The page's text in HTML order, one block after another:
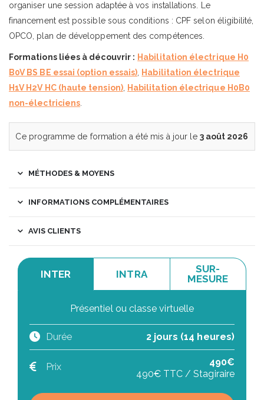
organiser une session adaptée à vos installations. Le
financement est possible sous conditions : CPF selon éligibilité,
OPCO, plan de développement des compétences.
Formations liées à découvrir : Habilitation électrique H0
B0V BS BE essai (option essais)
Habilitation électrique
H1V H2V HC (haute tension),
Habilitation électrique H0B0
non-électriciens
Ce programme de formation a été mis à jour le 3 août 2026
MÉTHODES & MOYENS
INFORMATIONS COMPLÉMENTAIRES
AVIS CLIENTS
INTER INTRA
SUR-
MESURE
Présentiel ou classe virtuelle
Durée 2 jours (14 heures)
Prix
490€
490€ TTC / Stagiraire